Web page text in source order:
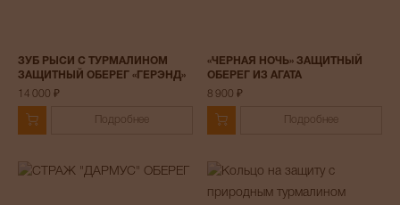
ЗУБ РЫСИ С ТУРМАЛИНОМ
ЗАЩИТНЫЙ ОБЕРЕГ «ГЕРЭНД»
14 000 ₽
Подробнее
«ЧЕРНАЯ НОЧЬ» ЗАЩИТНЫЙ
ОБЕРЕГ ИЗ АГАТА
8 900 ₽
Подробнее